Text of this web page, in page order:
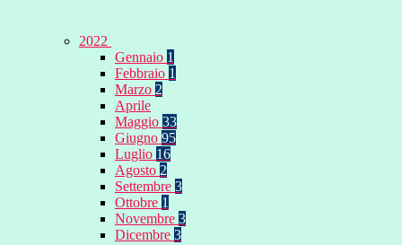
2022
Gennaio 1
Febbraio 1
Marzo 2
Aprile
Maggio 33
Giugno 95
Luglio 16
Agosto 2
Settembre 3
Ottobre 1
Novembre 3
Dicembre 3